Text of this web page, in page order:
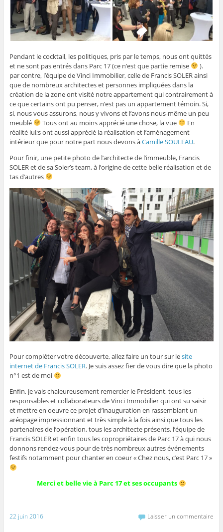
Pendant le cocktail, les politiques, pris par le temps, nous ont quittés
et ne sont pas entrés dans Parc 17 (ce n’est que partie remise
).
par contre, l’équipe de Vinci Immobilier, celle de Francis SOLER ainsi
que de nombreux architectes et personnes impliquées dans la
création de la zone ont visité notre appartement qui contrairement à
ce que certains ont pu penser, n’est pas un appartement témoin. Si,
si, nous vous assurons, nous y vivons et l’avons nous-même un peu
meublé
Tous ont au moins apprécié une chose, la vue
En
réalité iul;s ont aussi apprécié la réalisation et l’aménagement
intérieur que pour notre part nous devons àCamille SOULEAU.
Pour finir, une petite photo de l’architecte de l’immeuble, Francis
SOLER et de sa Soler’s team, à l’origine de cette belle réalisation et de
tas d’autres
Pour compléter votre découverte, allez faire un tour sur lesite
internet de Francis SOLER. Je suis assez fier de vous dire que la photo
n°1 est de moi
Enfin, je vais chaleureusement remercier le Président, tous les
responsables et collaborateurs de Vinci Immobilier qui ont su saisir
et mettre en oeuvre ce projet d’inauguration en rassemblant un
aréopage impressionnant et très simple à la fois ainsi que tous les
partenaires de l’opération, tous les architecte présents, l’équipe de
Francis SOLER et enfin tous les copropriétaires de Parc 17 à qui nous
donnons rendez-vous pour de très nombreux autres événements
festifs notamment pour chanter en coeur « Chez nous, c’est Parc 17 »
Merci et belle vie à Parc 17 et ses occupants
22 juin 2016 Laisser un commentaire